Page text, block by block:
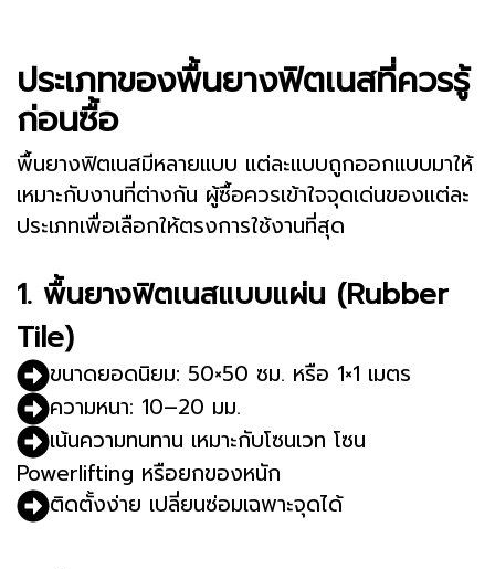
ประเภทของพื้นยางฟิตเนสที่ควรรู้
ก่อนซื้อ
พื้นยางฟิตเนสมีหลายแบบ แต่ละแบบถูกออกแบบมาให้
เหมาะกับงานที่ต่างกัน ผู้ซื้อควรเข้าใจจุดเด่นของแต่ละ
ประเภทเพื่อเลือกให้ตรงการใช้งานที่สุด
1. พื้นยางฟิตเนสแบบแผ่น (Rubber
Tile)
ขนาดยอดนิยม: 50×50 ซม. หรือ 1×1 เมตร
ความหนา: 10–20 มม.
เน้นความทนทาน เหมาะกับโซนเวท โซน
Powerlifting หรือยกของหนัก
ติดตั้งง่าย เปลี่ยนซ่อมเฉพาะจุดได้